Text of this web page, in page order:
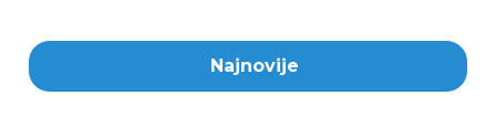
Najnovije